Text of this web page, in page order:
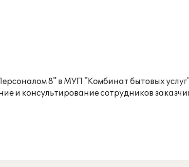
8" в МУП "Комбинат бытовых
и консультирование сотрудников